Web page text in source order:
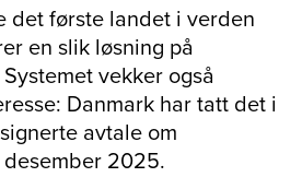
det første landet i verden
en slik løsning på
vekker også
Danmark har tatt det i
avtale om
2025.